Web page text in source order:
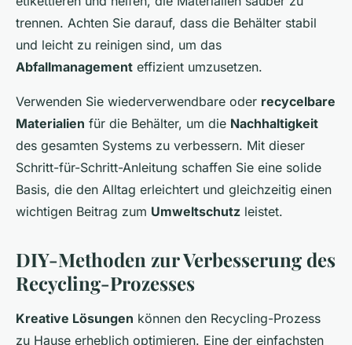
trennen. Achten Sie darauf, dass die Behälter stabil
und leicht zu reinigen sind, um das
Abfallmanagement effizient umzusetzen.
Verwenden Sie wiederverwendbare oder recycelbare
Materialien für die Behälter, um die Nachhaltigkeit
des gesamten Systems zu verbessern. Mit dieser
Schritt-für-Schritt-Anleitung schaffen Sie eine solide
Basis, die den Alltag erleichtert und gleichzeitig einen
wichtigen Beitrag zum Umweltschutz leistet.
DIY-Methoden zur Verbesserung des
Recycling-Prozesses
Kreative Lösungen können den Recycling-Prozess
zu Hause erheblich optimieren. Eine der einfachsten